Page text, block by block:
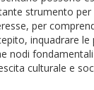
strumento per
per
inquadrare le
nodi
culturale e